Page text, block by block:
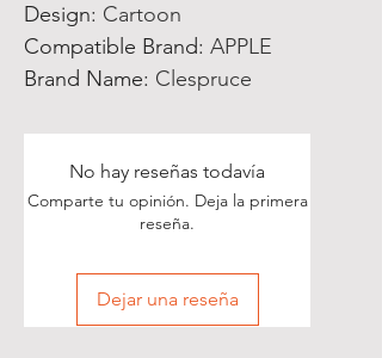
Design: Cartoon
Compatible Brand: APPLE
Brand Name: Clespruce
No hay reseñas todavía
Comparte tu opinión. Deja la primera
reseña.
Dejar una reseña